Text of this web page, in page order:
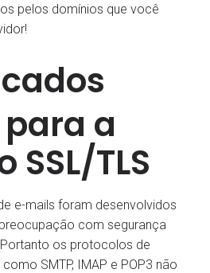
pelos domínios que você
a
SSL/TLS
e-mails foram desenvolvidos
com segurança
os protocolos de
SMTP, IMAP e POP3 não